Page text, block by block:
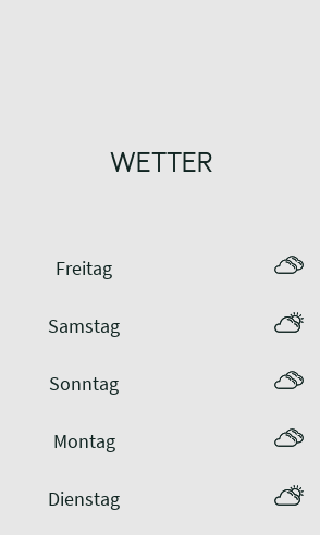
WETTER
Freitag
Samstag
Sonntag
Montag
Dienstag